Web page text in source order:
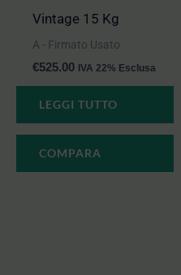
Vintage 15 Kg
A - Firmato Usato
€525.00 IVA 22% Esclusa
LEGGI TUTTO
COMPARA